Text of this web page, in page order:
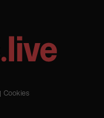
Cookies